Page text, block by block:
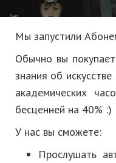
Мы запустили
Обычно вы
знания об
академических
бесценней на 40% :)
У нас вы сможете:
Прослушать